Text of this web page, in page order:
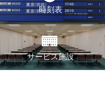
時刻表
サービス施設